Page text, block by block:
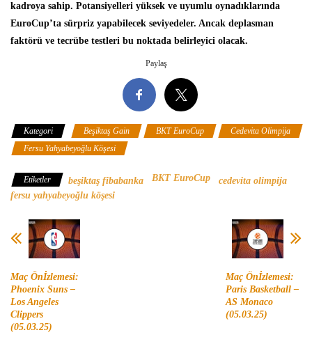
kadroya sahip. Potansiyelleri yüksek ve uyumlu oynadıklarında
EuroCup’ta sürpriz yapabilecek seviyedeler. Ancak deplasman
faktörü ve tecrübe testleri bu noktada belirleyici olacak.
Paylaş
Kategori Beşiktaş Gain BKT EuroCup
Cedevita Olimpija
Fersu Yahyabeyoğlu Köşesi
Etiketler beşiktaş fibabanka BKT EuroCup
cedevita olimpija
fersu yahyabeyoğlu köşesi
Maç Önİzlemesi:
Phoenix Suns –
Los Angeles
Clippers
(05.03.25)
Maç Önİzlemesi:
Paris Basketball –
AS Monaco
(05.03.25)